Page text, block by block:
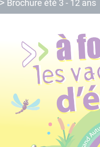
Brochure été 3 - 12 ans